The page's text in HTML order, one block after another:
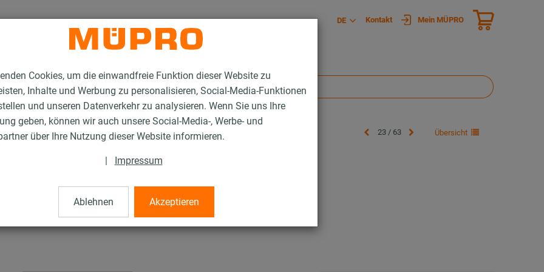
Cookies, um die einwandfreie Funktion dieser Website zu
Inhalte und Werbung zu personalisieren, Social-Media-Funktionen
und unseren Datenverkehr zu analysieren. Wenn Sie uns Ihre
geben, können wir auch unsere Social-Media-, Werbe- und
über Ihre Nutzung dieser Website informieren.
| Impressum
Ablehnen Akzeptieren
DE Kontakt Mein MÜPRO
für die Lüftungsbefestigung
23 / 63 Übersicht